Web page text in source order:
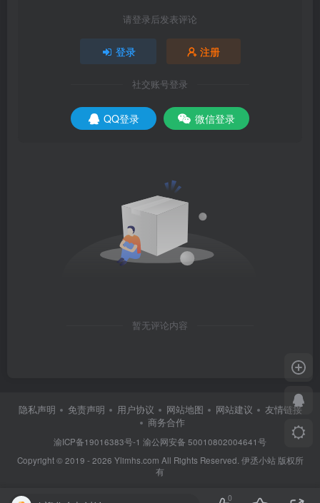
请登录后发表评论
登录 注册
社交账号登录
QQ登录 微信登录
暂无评论内容
隐私声明 免责声明 用户协议 网站地图 网站建议
友情链接
商务合作
渝ICP备19016383号-1 渝公网安备 50010802004641号
Copyright © 2019 - 2026 Ylimhs.com All Rights Reserved. 伊丞小站 版权所
有
0